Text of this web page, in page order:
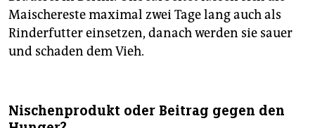
Maischereste maximal zwei Tage lang auch als
Rinderfutter einsetzen, danach werden sie sauer
und schaden dem Vieh.
Nischenprodukt oder Beitrag gegen den